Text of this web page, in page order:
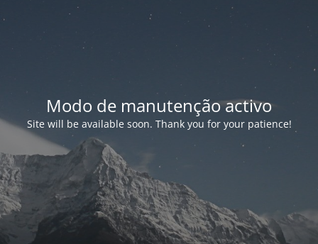
Modo de manutenção activo
Site will be available soon. Thank you for your patience!